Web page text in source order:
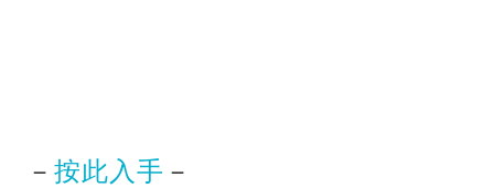
－ 按此入手 －